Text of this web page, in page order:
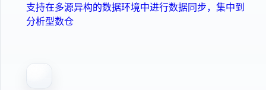
支持在多源异构的数据环境中进行数据同步，集中到
分析型数仓